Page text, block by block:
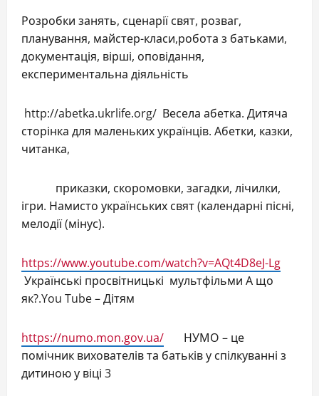
Розробки занять, сценарії свят, розваг,
планування, майстер-класи,робота з батьками,
документація, вірші, оповідання,
експериментальна діяльність
http://abetka.ukrlife.org/ Весела абетка. Дитяча
сторінка для маленьких українців. Абетки, казки,
читанка,
приказки, скоромовки, загадки, лічилки,
ігри. Намисто українських свят (календарні пісні,
мелодії (мінус).
https://www.youtube.com/watch?v=AQt4D8eJ-Lg
Українські просвітницькі мультфільми А що
як?.You Tube – Дітям
https://numo.mon.gov.ua/ НУМО – це
помічник вихователів та батьків у спілкуванні з
дитиною у віці 3